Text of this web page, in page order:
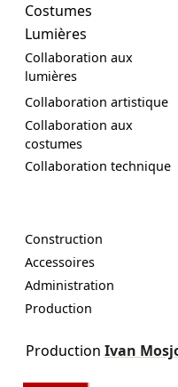
Costumes
Lumières
Collaboration aux
lumières
Collaboration artistique
Collaboration aux
costumes
Collaboration technique
Construction
Accessoires
Administration
Production
Production Ivan